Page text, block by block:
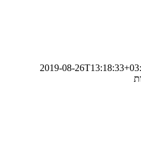
2019-08-